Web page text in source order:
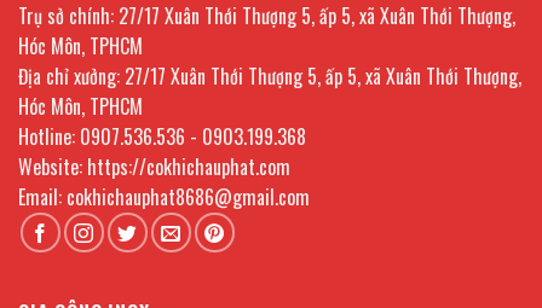
Trụ sở chính: 27/17 Xuân Thới Thượng 5, ấp 5, xã Xuân Thới Thượng,
Hóc Môn, TPHCM
Địa chỉ xưởng: 27/17 Xuân Thới Thượng 5, ấp 5, xã Xuân Thới Thượng,
Hóc Môn, TPHCM
Hotline: 0907.536.536 - 0903.199.368
Website: https://cokhichauphat.com
Email: cokhichauphat8686@gmail.com